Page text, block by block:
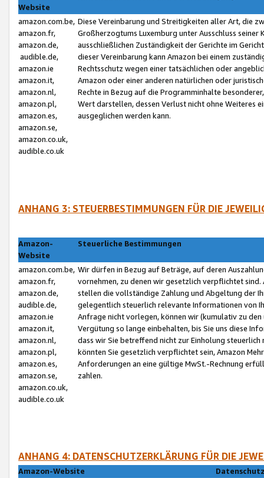
Website
amazon.com.be,
amazon.fr,
amazon.de,
audible.de,
amazon.ie
amazon.it,
amazon.nl,
amazon.pl,
amazon.es,
amazon.se,
amazon.co.uk,
audible.co.uk
Diese Vereinbarung und Streitigkeiten aller Art, die
Großherzogtums Luxemburg unter Ausschluss
ausschließlichen Zuständigkeit der Gerichte im
dieser Vereinbarung kann Amazon bei einem
Rechtsschutz wegen einer tatsächlichen oder
Amazon oder einer anderen natürlichen oder
Rechte in Bezug auf die Programminhalte
Wert darstellen, dessen Verlust nicht ohne Weiteres
ausgeglichen werden kann.
ANHANG 3: STEUERBESTIMMUNGEN FÜR DIE
Amazon-
Website
Steuerliche Bestimmungen
amazon.com.be,
amazon.fr,
amazon.de,
audible.de,
amazon.ie
amazon.it,
amazon.nl,
amazon.pl,
amazon.es,
amazon.se,
amazon.co.uk,
audible.co.uk
Wir dürfen in Bezug auf Beträge, auf deren
vornehmen, zu denen wir gesetzlich verpflichtet
stellen die vollständige Zahlung und Abgeltung der
gelegentlich steuerlich relevante Informationen von
Anfrage nicht vorlegen, können wir (kumulativ zu
Vergütung so lange einbehalten, bis Sie uns diese
dass wir Sie betreffend nicht zur Einholung
könnten Sie gesetzlich verpflichtet sein, Amazon
Anforderungen an eine gültige MwSt.-Rechnung
zahlen.
ANHANG 4: DATENSCHUTZERKLÄRUNG FÜR DIE
Amazon-Website